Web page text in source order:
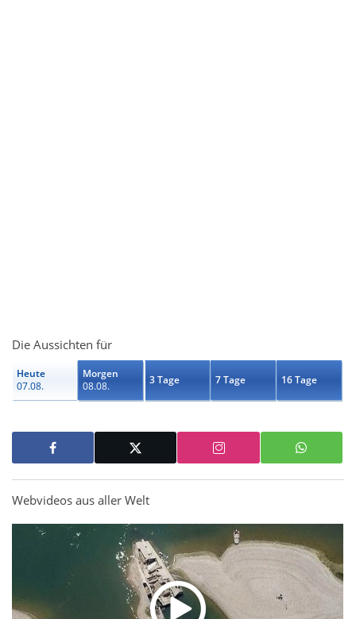
Die Aussichten für
Heute
07.08.
Morgen
08.08.
3 Tage 7 Tage 16 Tage
Webvideos aus aller Welt